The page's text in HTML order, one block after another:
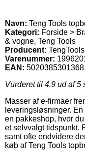
Navn: Teng Tools
Kategori: Forside >
& vogne, Teng Tools
Producent: TengTools
Varenummer:
EAN: 5020385301368
Vurderet til 4.9 ud af 5
Masser af e-firmaer
leveringsløsninger.
en pakkeshop, hvor
et selvvalgt tidspunkt.
samt ofte endvidere
køb af Teng Tools